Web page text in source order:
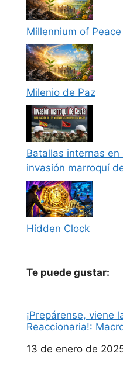
Millennium of Peace
Milenio de Paz
Batallas internas
invasión marroquí
Hidden Clock
Te puede gustar:
¡Prepárense, viene
Reaccionaria!:
Fecha
13 de enero de